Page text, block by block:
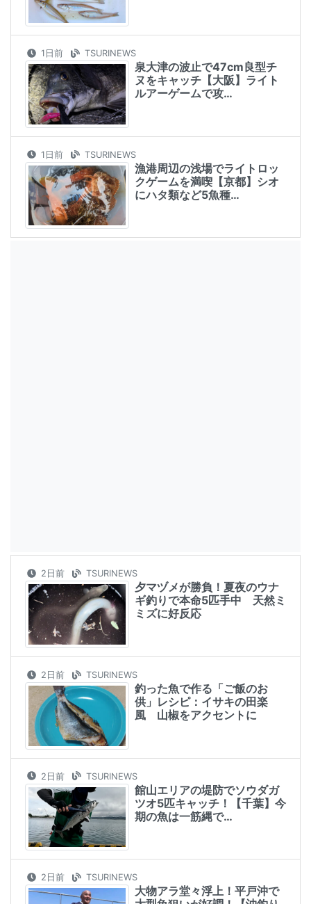
1日前 TSURINEWS
泉大津の波止で47cm良型チ
ヌをキャッチ【大阪】ライト
ルアーゲームで攻…
1日前 TSURINEWS
漁港周辺の浅場でライトロッ
クゲームを満喫【京都】シオ
にハタ類など5魚種…
2日前 TSURINEWS
夕マヅメが勝負！夏夜のウナ
ギ釣りで本命5匹手中 天然ミ
ミズに好反応
2日前 TSURINEWS
釣った魚で作る「ご飯のお
供」レシピ：イサキの田楽
風 山椒をアクセントに
2日前 TSURINEWS
館山エリアの堤防でソウダガ
ツオ5匹キャッチ！【千葉】今
期の魚は一筋縄で…
2日前 TSURINEWS
大物アラ堂々浮上！平戸沖で